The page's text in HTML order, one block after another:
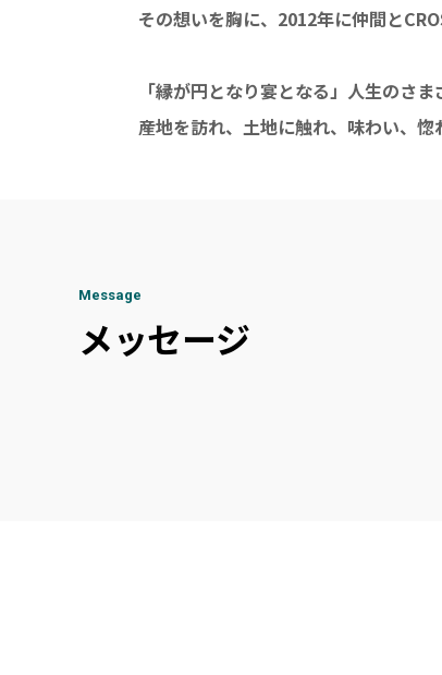
その想いを胸に、2012年に仲間と
「縁が円となり宴となる」人生のさ
産地を訪れ、土地に触れ、味わい、惚
Message
メッセージ